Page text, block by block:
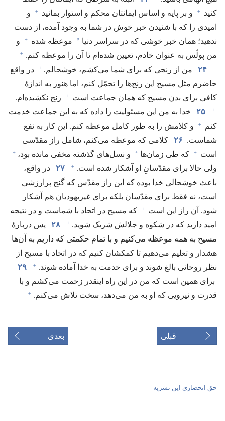
کنید
+ و بر پایه و اساس ایمانتان محکم و استوار بمانید +
و
امیدی را که با شنیدن خبر خوش در شما به وجود آمده،‏ از دست
ندهید؛‏ همان خبر خوشی که در سراسر دنیا * موعظه شده +
و
من پولُس به عنوان خادم،‏ تعیین شده‌ام تا آن را موعظه کنم.‏ +
۲۴ من از رنجی که برای شما می‌کشم،‏ خوشحالم.‏ +
در واقع
حاضرم مثل مسیح این رنج‌ها را تحمّل کنم،‏ اما هنوز به اندازهٔ
کافی برای بدن مسیح که همان جماعت است
+ رنج نکشیده‌ام.‏
+ ۲۵
خدا به من این مسئولیت را داده که به این جماعت خدمت
کنم
+
و کلامش را به طور کامل موعظه کنم.‏ این کار به نفع
شماست.‏ ۲۶
کلامی که موعظه می‌کنم،‏ شامل راز مقدّسی
است
+ که طی زمان‌ها * و نسل‌های گذشته مخفی مانده بود،‏ +
ولی حالا برای مقدّسانِ او آشکار شده است.‏ + ۲۷
در واقع،‏
باعث خوشحالی خدا بوده که این راز مقدّس که گنج پرارزشی
است،‏ نه فقط برای مقدّسان بلکه برای غیریهودیان هم آشکار
شود.‏ آن راز این است
+
که مسیح در اتحاد با شماست و در نتیجه
امید دارید که در شکوه و جلالش شریک شوید.‏ + ۲۸
پس دربارهٔ
مسیح به همه موعظه می‌کنیم و با تمام حکمتی که داریم به آن‌ها
هشدار و تعلیم می‌دهیم تا کمکشان کنیم که در اتحاد با مسیح از
نظر روحانی بالغ شوند و برای خدمت به خدا آماده شوند.‏ +
۲۹
برای همین است که من در این راه اینقدر زحمت می‌کشم و با
قدرت و نیرویی که او به من می‌دهد،‏ سخت تلاش می‌کنم.‏ +
قبلی بعدی
حق انحصاری این نشریه